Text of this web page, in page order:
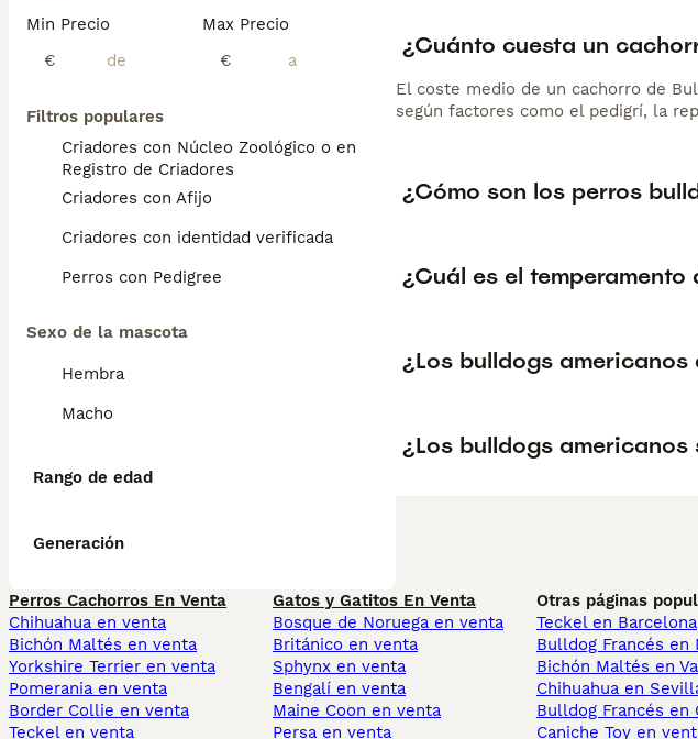
Min Precio
€
Max Precio
€
Filtros populares
Criadores con Núcleo Zoológico o en el
Registro de Criadores
Criadores con Afijo
Criadores con identidad verificada
Perros con Pedigree
Sexo de la mascota
Hembra
Macho
Rango de edad
Generación
¿Cuánto cuesta un
El coste medio de un cachorro de
según factores como el pedigrí, la
¿Cómo son los perros
¿Cuál es el
¿Los bulldogs americanos
¿Los bulldogs americanos
Perros Cachorros En Venta
Chihuahua en venta
Bichón Maltés en venta
Yorkshire Terrier en venta
Pomerania en venta
Border Collie en venta
Teckel en venta
Gatos y Gatitos En Venta
Bosque de Noruega en venta
Británico en venta
Sphynx en venta
Bengalí en venta
Maine Coon en venta
Persa en venta
Otras páginas
Teckel en Barcelona
Bulldog Francés en
Bichón Maltés en
Chihuahua en
Bulldog Francés en
Caniche Toy en